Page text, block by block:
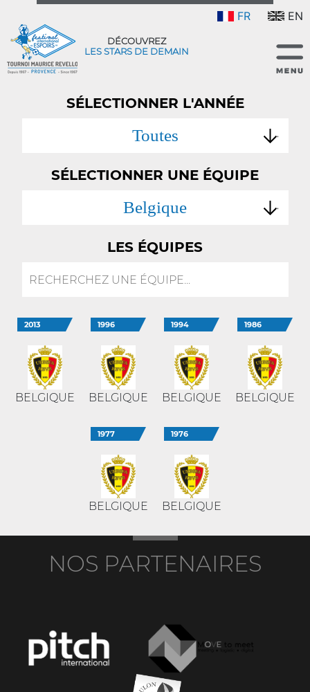
FR EN
DÉCOUVREZ
LES STARS DE DEMAIN
SÉLECTIONNER L'ANNÉE
Toutes
SÉLECTIONNER UNE ÉQUIPE
Belgique
LES ÉQUIPES
2013
BELGIQUE
1996
BELGIQUE
1994
BELGIQUE
1986
BELGIQUE
1977
BELGIQUE
1976
BELGIQUE
NOS PARTENAIRES